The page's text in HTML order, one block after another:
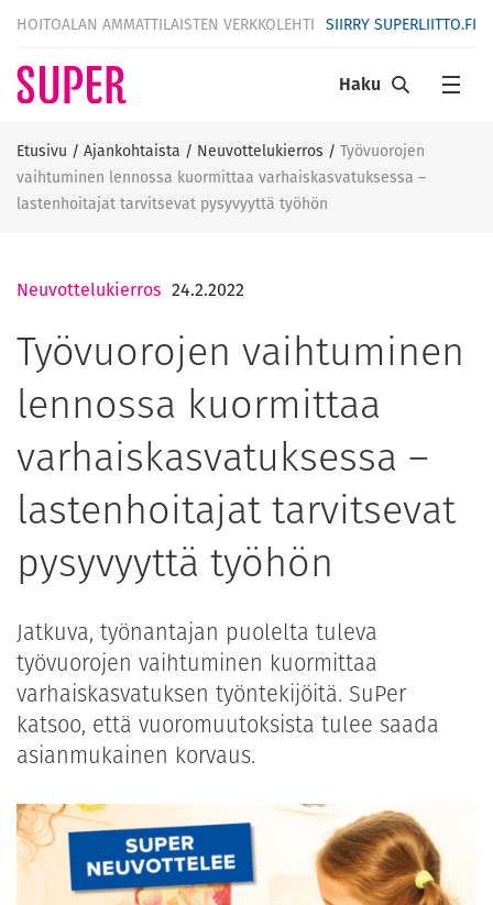
HOITOALAN AMMATTILAISTEN VERKKOLEHTI SIIRRY SUPERLIITTO.FI
Haku
Etusivu / Ajankohtaista / Neuvottelukierros / Työvuorojen
vaihtuminen lennossa kuormittaa varhaiskasvatuksessa –
lastenhoitajat tarvitsevat pysyvyyttä työhön
Neuvottelukierros 24.2.2022
Työvuorojen vaihtuminen
lennossa kuormittaa
varhaiskasvatuksessa –
lastenhoitajat tarvitsevat
pysyvyyttä työhön
Jatkuva, työnantajan puolelta tuleva
työvuorojen vaihtuminen kuormittaa
varhaiskasvatuksen työntekijöitä. SuPer
katsoo, että vuoromuutoksista tulee saada
asianmukainen korvaus.